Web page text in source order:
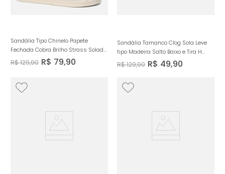
Sandália Tipo Chinelo Papete
Fechada Cobra Brilho Strass Solado
Emborrachado Metalizado Macio
Anatômico Conforto Feminino
R$129,90 R$ 79,90
Sandália Tamanco Clog Sola Leve
tipo Madeira Salto Baixo e Tira H
Rebites Feminino Milano Marrom
14454
R$129,90 R$ 49,90